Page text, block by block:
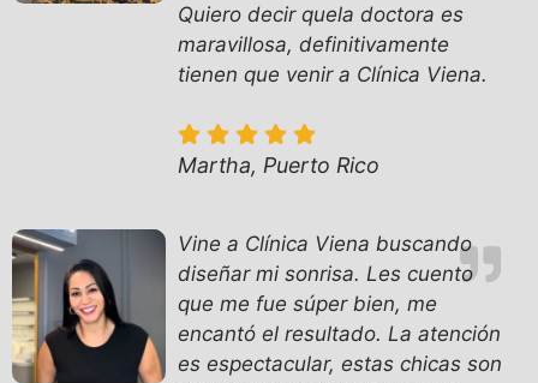
Quiero decir quela doctora es
maravillosa, definitivamente
tienen que venir a Clínica Viena.
Martha, Puerto Rico
Vine a Clínica Viena buscando
diseñar mi sonrisa. Les cuento
que me fue súper bien, me
encantó el resultado. La atención
es espectacular, estas chicas son